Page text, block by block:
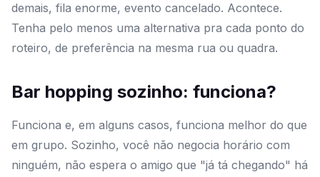
demais, fila enorme, evento cancelado. Acontece.
Tenha pelo menos uma alternativa pra cada ponto do
roteiro, de preferência na mesma rua ou quadra.
Bar hopping sozinho: funciona?
Funciona e, em alguns casos, funciona melhor do que
em grupo. Sozinho, você não negocia horário com
ninguém, não espera o amigo que "já tá chegando" há